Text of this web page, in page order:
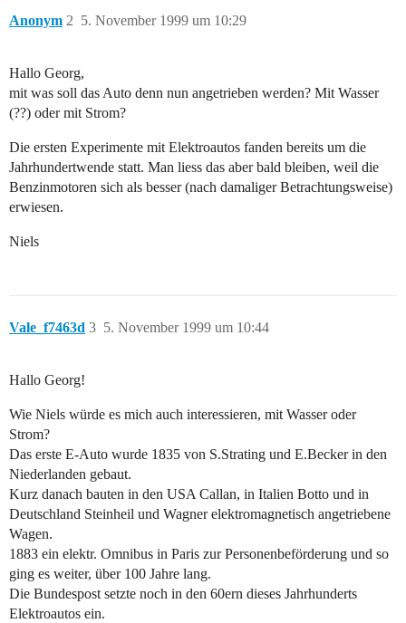
Anonym 5. November 1999 um 10:29
2
Hallo Georg,
mit was soll das Auto denn nun angetrieben werden? Mit Wasser
(??) oder mit Strom?
Die ersten Experimente mit Elektroautos fanden bereits um die
Jahrhundertwende statt. Man liess das aber bald bleiben, weil die
Benzinmotoren sich als besser (nach damaliger Betrachtungsweise)
erwiesen.
Niels
Vale_f7463d 5. November 1999 um 10:44
3
Hallo Georg!
Wie Niels würde es mich auch interessieren, mit Wasser oder
Strom?
Das erste E-Auto wurde 1835 von S.Strating und E.Becker in den
Niederlanden gebaut.
Kurz danach bauten in den USA Callan, in Italien Botto und in
Deutschland Steinheil und Wagner elektromagnetisch angetriebene
Wagen.
1883 ein elektr. Omnibus in Paris zur Personenbeförderung und so
ging es weiter, über 100 Jahre lang.
Die Bundespost setzte noch in den 60ern dieses Jahrhunderts
Elektroautos ein.